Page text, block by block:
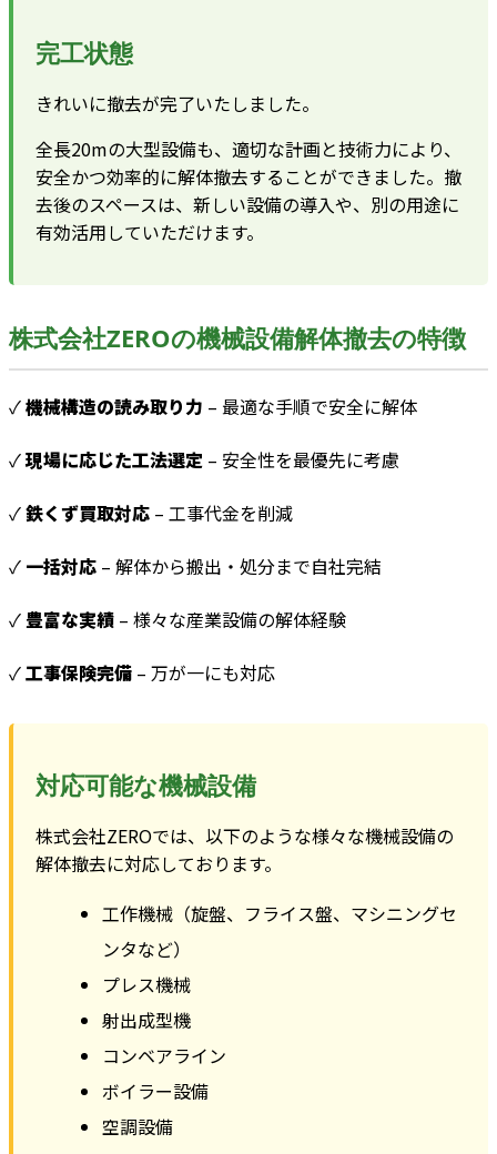
完工状態
きれいに撤去が完了いたしました。
全長20mの大型設備も、適切な計画と技術力により、
安全かつ効率的に解体撤去することができました。撤
去後のスペースは、新しい設備の導入や、別の用途に
有効活用していただけます。
株式会社ZEROの機械設備解体撤去の特徴
✓機械構造の読み取り力 – 最適な手順で安全に解体
✓現場に応じた工法選定 – 安全性を最優先に考慮
✓鉄くず買取対応 – 工事代金を削減
✓ 一括対応 – 解体から搬出・処分まで自社完結
✓ 豊富な実績 – 様々な産業設備の解体経験
✓工事保険完備 – 万が一にも対応
対応可能な機械設備
株式会社ZEROでは、以下のような様々な機械設備の
解体撤去に対応しております。
工作機械（旋盤、フライス盤、マシニングセ
ンタなど）
プレス機械
射出成型機
コンベアライン
ボイラー設備
空調設備